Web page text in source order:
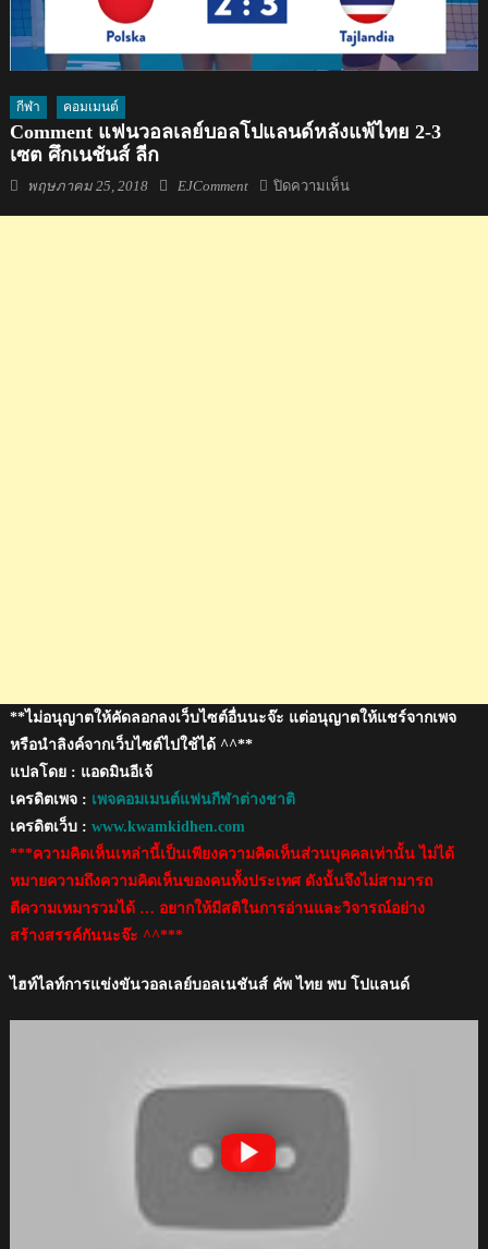
กีฬา คอมเมนต์
Comment แฟนวอลเลย์บอลโปแลนด์หลังแพ้ไทย 2-3
เซต ศึกเนชันส์ ลีก
Posted
พฤษภาคม 25, 2018 Author
EJComment ปิดความเห็นบน
**ไม่อนุญาตให้คัดลอกลงเว็บไซต์อื่นนะจ๊ะ แต่อนุญาตให้แชร์จากเพจ
หรือนำลิงค์จากเว็บไซต์ไปใช้ได้ ^^**
แปลโดย : แอดมินอีเจ้
เครดิตเพจ : เพจคอมเมนต์แฟนกีฬาต่างชาติ
เครดิตเว็บ : www.kwamkidhen.com
***ความคิดเห็นเหล่านี้เป็นเพียงความคิดเห็นส่วนบุคคลเท่านั้น ไม่ได้
หมายความถึงความคิดเห็นของคนทั้งประเทศ ดังนั้นจึงไม่สามารถ
ตีความเหมารวมได้ … อยากให้มีสติในการอ่านและวิจารณ์อย่าง
สร้างสรรค์กันนะจ๊ะ ^^***
ไฮท์ไลท์การแข่งขันวอลเลย์บอลเนชันส์ คัพ ไทย พบ โปแลนด์